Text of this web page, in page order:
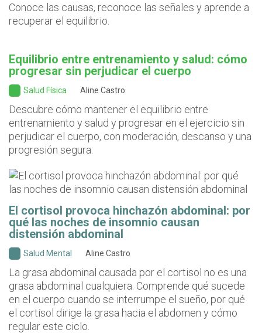
Conoce las causas, reconoce las señales y aprende a
recuperar el equilibrio.
Equilibrio entre entrenamiento y salud: cómo
progresar sin perjudicar el cuerpo
Salud Física Aline Castro
Descubre cómo mantener el equilibrio entre
entrenamiento y salud y progresar en el ejercicio sin
perjudicar el cuerpo, con moderación, descanso y una
progresión segura.
El cortisol provoca hinchazón abdominal: por
qué las noches de insomnio causan
distensión abdominal
Salud Mental Aline Castro
La grasa abdominal causada por el cortisol no es una
grasa abdominal cualquiera. Comprende qué sucede
en el cuerpo cuando se interrumpe el sueño, por qué
el cortisol dirige la grasa hacia el abdomen y cómo
regular este ciclo.